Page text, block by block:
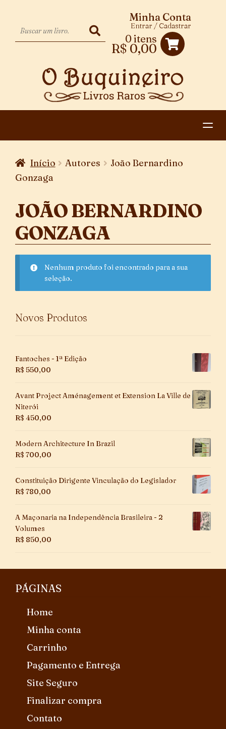
0 itens
R$ 0,00
Minha Conta
Entrar / Cadastrar
CONTATO
Início Autores
João Bernardino
Gonzaga
JOÃO BERNARDINO
GONZAGA
Nenhum produto foi encontrado para a sua
seleção.
Novos Produtos
Fantoches - 1ª Edição
R$ 550,00
Avant Project Aménagement et Extension La Ville de
Niterói
R$ 450,00
Modern Architecture In Brazil
R$ 700,00
Constituição Dirigente Vinculação do Legislador
R$ 780,00
A Maçonaria na Independência Brasileira - 2
Volumes
R$ 850,00
PÁGINAS
Home
Minha conta
Carrinho
Pagamento e Entrega
Site Seguro
Finalizar compra
Contato